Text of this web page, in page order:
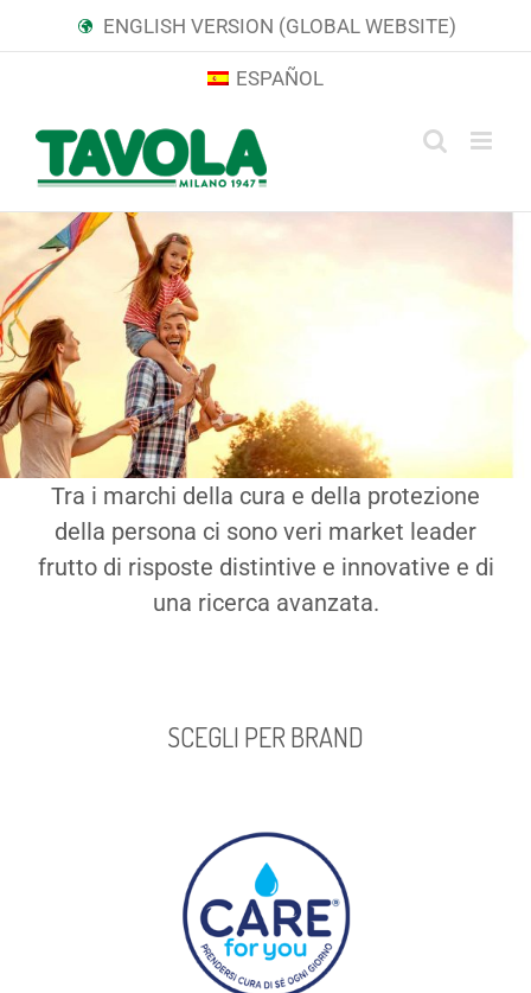
al
ENGLISH VERSION (GLOBAL WEBSITE)
ESPAÑOL
Tra i marchi della cura e della protezione
della persona ci sono veri market leader
frutto di risposte distintive e innovative e di
una ricerca avanzata.
SCEGLI PER BRAND